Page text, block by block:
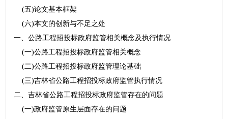
(五)论文基本框架
(六)本文的创新与不足之处
一、公路工程招投标政府监管相关概念及执行情况
(一)公路工程招投标政府监管相关概念
(二)公路工程招投标政府监管理论基础
(三)吉林省公路工程招投标政府监管执行情况
二、吉林省公路工程招投标政府监管存在的问题
(一)政府监管原生层面存在的问题